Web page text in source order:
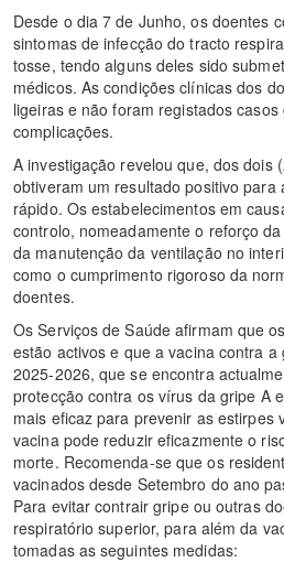
Desde o dia 7 de Junho, os doentes
sintomas de infecção do tracto
tosse, tendo alguns deles sido
médicos. As condições clínicas dos
ligeiras e não foram registados
complicações.
A investigação revelou que, dos dois
obtiveram um resultado positivo para
rápido. Os estabelecimentos em
controlo, nomeadamente o reforço
da manutenção da ventilação no
como o cumprimento rigoroso da
doentes.
Os Serviços de Saúde afirmam que
estão activos e que a vacina contra
2025-2026, que se encontra
protecção contra os vírus da gripe A
mais eficaz para prevenir as estirpes
vacina pode reduzir eficazmente o
morte. Recomenda-se que os
vacinados desde Setembro do ano
Para evitar contrair gripe ou outras
respiratório superior, para além da
tomadas as seguintes medidas: